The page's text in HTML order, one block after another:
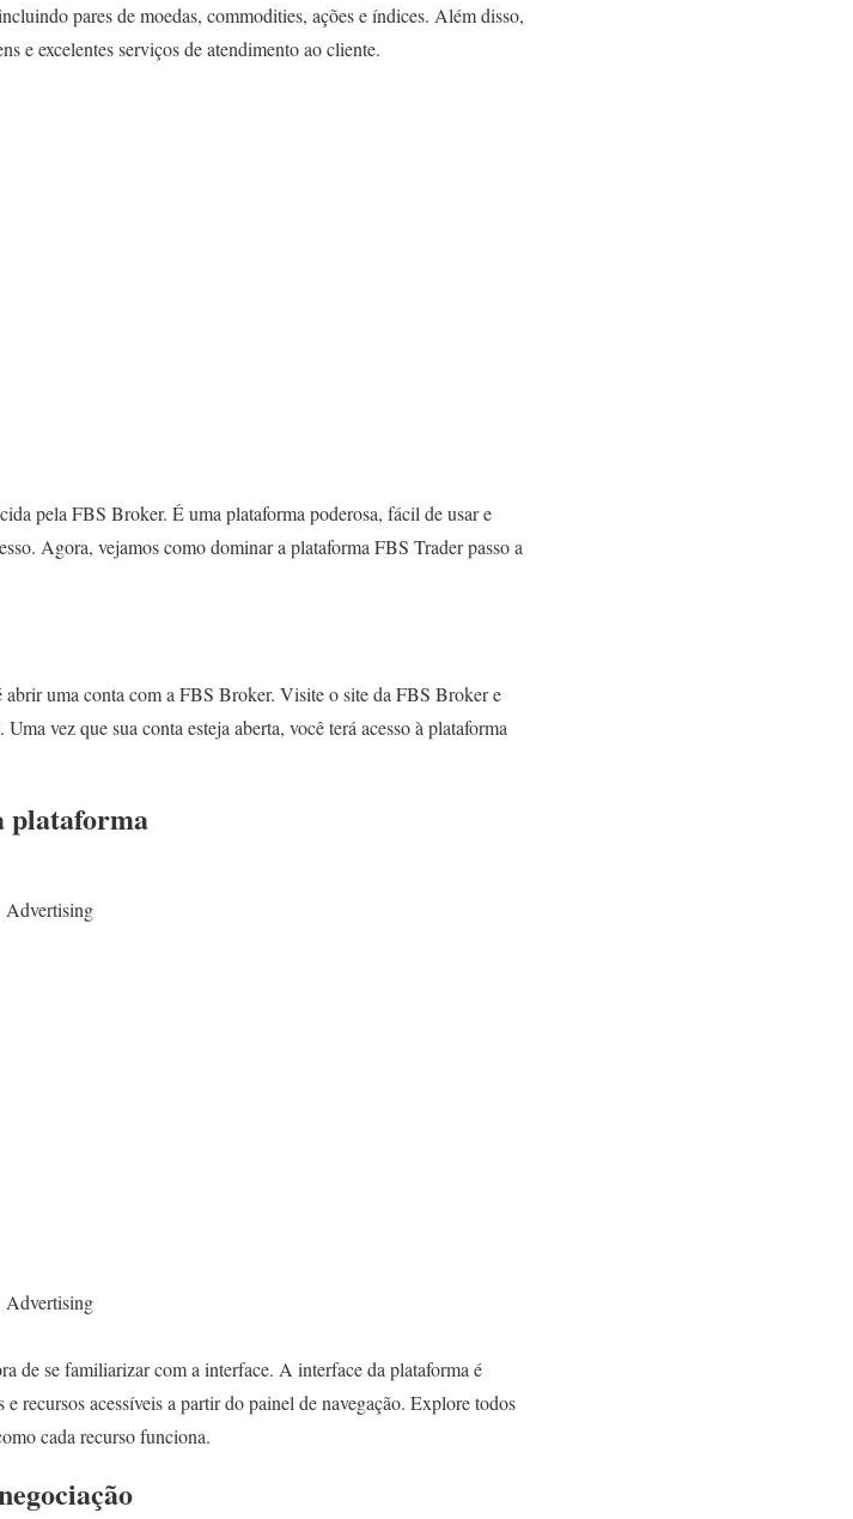
pares de moedas, commodities, ações e índices. Além disso,
e excelentes serviços de atendimento ao cliente.
pela FBS Broker. É uma plataforma poderosa, fácil de usar e
Agora, vejamos como dominar a plataforma FBS Trader passo a
uma conta com a FBS Broker. Visite o site da FBS Broker e
vez que sua conta esteja aberta, você terá acesso à plataforma
plataforma
Advertising
Advertising
de se familiarizar com a interface. A interface da plataforma é
recursos acessíveis a partir do painel de navegação. Explore todos
cada recurso funciona.